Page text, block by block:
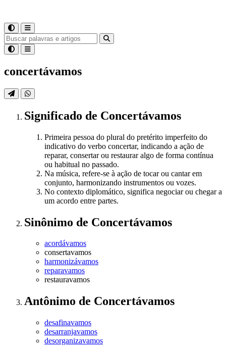
concertávamos
Significado de Concertávamos
Primeira pessoa do plural do pretérito imperfeito do
indicativo do verbo concertar, indicando a ação de
reparar, consertar ou restaurar algo de forma contínua
ou habitual no passado.
Na música, refere-se à ação de tocar ou cantar em
conjunto, harmonizando instrumentos ou vozes.
No contexto diplomático, significa negociar ou chegar a
um acordo entre partes.
Sinônimo de Concertávamos
acordávamos
consertavamos
harmonizávamos
reparavamos
restauravamos
Antônimo de Concertávamos
desafinavamos
desarranjavamos
desorganizavamos